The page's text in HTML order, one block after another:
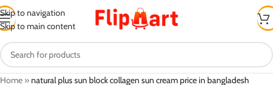
Skip to navigation
Skip to main content
Home »natural plus sun block collagen sun cream price in bangladesh